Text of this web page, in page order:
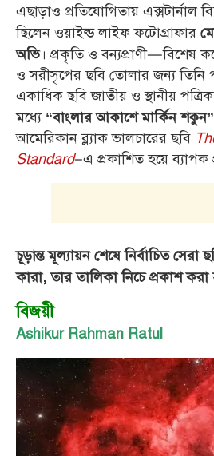
এছাড়াও প্রতিযোগিতায় এক্সটার্নাল
ছিলেন ওয়াইল্ড লাইফ ফটোগ্রাফার
অভি। প্রকৃতি ও বন্যপ্রাণী—বিশেষ
ও সরীসৃপের ছবি তোলার জন্য তিনি
একাধিক ছবি জাতীয় ও স্থানীয়
মধ্যে “বাংলার আকাশে মার্কিন শকুন”
আমেরিকান ব্ল্যাক ভালচারের ছবি
Standard–এ প্রকাশিত হয়ে ব্যাপক
চূড়ান্ত মূল্যায়ন শেষে নির্বাচিত সেরা
কারা, তার তালিকা নিচে প্রকাশ
বিজয়ী
Ashikur Rahman Ratul